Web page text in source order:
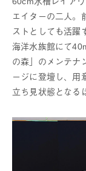
エイターの二人。
ストとしても活躍
海洋水族館にて
の森」のメンテナ
ージに登壇し、用
立ち見状態となる